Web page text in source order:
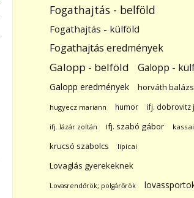
Fogathajtás - belföld
Fogathajtás - külföld
Fogathajtás eredmények
Galopp - belföld Galopp -
Galopp eredmények horváth balázs
hugyecz mariann humor ifj. dobrovitz
ifj. lázár zoltán ifj. szabó gábor
krucsó szabolcs lipicai
Lovaglás gyerekeknek
Lovasrendőrök; polgárőrök